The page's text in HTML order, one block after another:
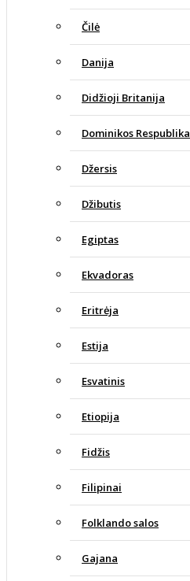
Čilė
Danija
Didžioji Britanija
Dominikos Respublika
Džersis
Džibutis
Egiptas
Ekvadoras
Eritrėja
Estija
Esvatinis
Etiopija
Fidžis
Filipinai
Folklando salos
Gajana